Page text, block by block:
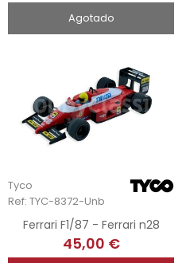
Agotado
Tyco
Ref: TYC-8372-Unb
Ferrari F1/87 - Ferrari n28
45,00 €